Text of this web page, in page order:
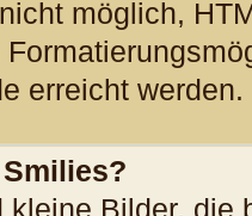
möglich,
erreicht werden.
kleine Bilder, die